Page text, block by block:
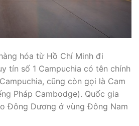
hóa từ Hồ Chí Minh đi
tín số 1 Campuchia có tên chính
cũng còn gọi là Cam
Pháp Cambodge). Quốc gia
Đông Dương ở vùng Đông Nam